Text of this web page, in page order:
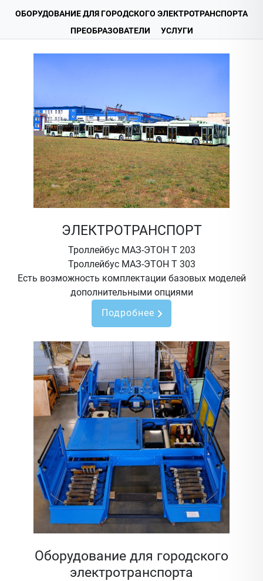
ОБОРУДОВАНИЕ ДЛЯ ГОРОДСКОГО ЭЛЕКТРОТРАНСПОРТА
ПРЕОБРАЗОВАТЕЛИ
УСЛУГИ
ЭЛЕКТРОТРАНСПОРТ
Троллейбус МАЗ-ЭТОН Т 203
Троллейбус МАЗ-ЭТОН Т 303
Есть возможность комплектации базовых моделей
дополнительными опциями
Подробнее
Оборудование для городского
электротранспорта